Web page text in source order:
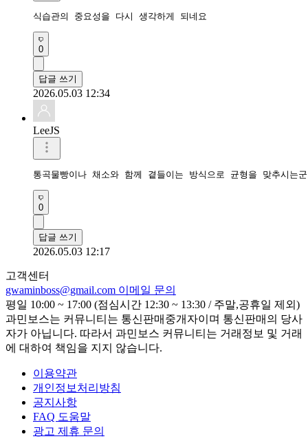
0
답글 쓰기
2026.05.03 12:34
LeeJS
통곡물빵이나 채소와 함께 곁들이는 방식으로 균형을 맞추시는
0
답글 쓰기
2026.05.03 12:17
고객센터
gwaminboss@gmail.com 이메일 문의
평일 10:00 ~ 17:00 (점심시간 12:30 ~ 13:30 / 주말,공휴일 제외)
과민보스는 커뮤니티는 통신판매중개자이며 통신판매의 당사
자가 아닙니다. 따라서 과민보스 커뮤니티는 거래정보 및 거래
에 대하여 책임을 지지 않습니다.
이용약관
개인정보처리방침
공지사항
FAQ 도움말
광고 제휴 문의